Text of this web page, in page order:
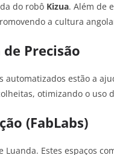
do robô Kizua. Além de
a cultura
Precisão
automatizados estão a
otimizando o uso
(FabLabs)
Estes espaços